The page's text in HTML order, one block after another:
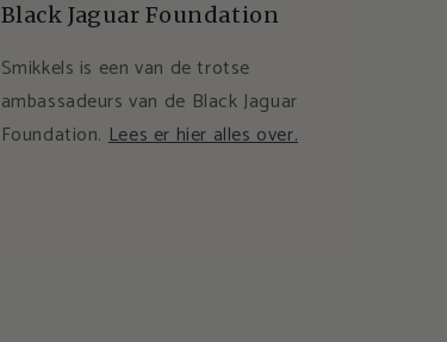
Black Jaguar Foundation
Smikkels is een van de trotse
ambassadeurs van de Black Jaguar
Foundation.Lees er hier alles over.